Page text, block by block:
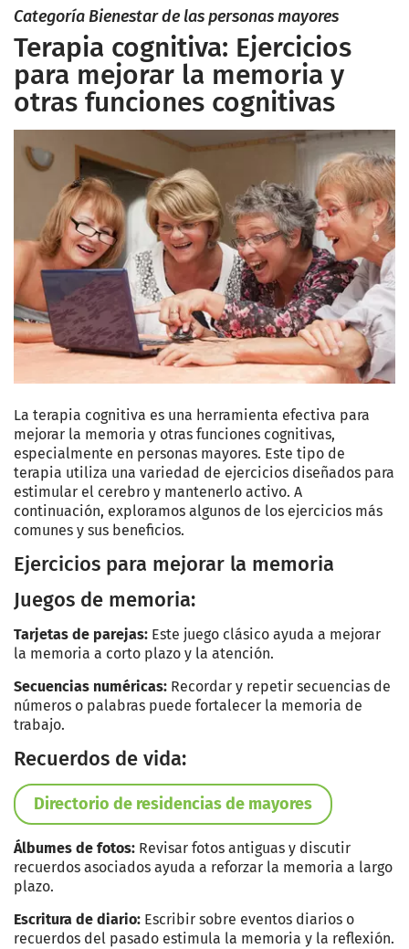
Categoría Bienestar de las personas mayores
Terapia cognitiva: Ejercicios
para mejorar la memoria y
otras funciones cognitivas
La terapia cognitiva es una herramienta efectiva para
mejorar la memoria y otras funciones cognitivas,
especialmente en personas mayores. Este tipo de
terapia utiliza una variedad de ejercicios diseñados para
estimular el cerebro y mantenerlo activo. A
continuación, exploramos algunos de los ejercicios más
comunes y sus beneficios.
Ejercicios para mejorar la memoria
Juegos de memoria:
Tarjetas de parejas: Este juego clásico ayuda a mejorar
la memoria a corto plazo y la atención.
Secuencias numéricas: Recordar y repetir secuencias de
números o palabras puede fortalecer la memoria de
trabajo.
Recuerdos de vida:
Directorio de residencias de mayores
Álbumes de fotos: Revisar fotos antiguas y discutir
recuerdos asociados ayuda a reforzar la memoria a largo
plazo.
Escritura de diario: Escribir sobre eventos diarios o
recuerdos del pasado estimula la memoria y la reflexión.